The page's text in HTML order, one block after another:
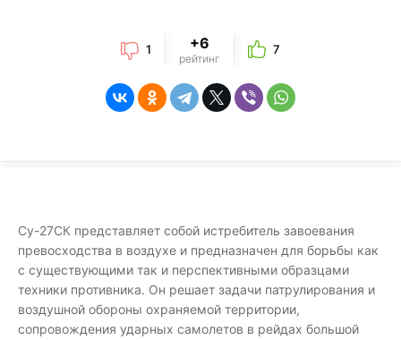
1 +6
рейтинг
7
Су-27СК представляет собой истребитель завоевания
превосходства в воздухе и предназначен для борьбы как
с существующими так и перспективными образцами
техники противника. Он решает задачи патрулирования и
воздушной обороны охраняемой территории,
сопровождения ударных самолетов в рейдах большой